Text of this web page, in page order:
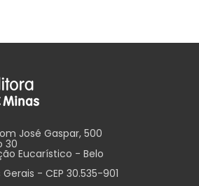
José Gaspar, 500
Eucarístico - Belo
- CEP 30.535-901